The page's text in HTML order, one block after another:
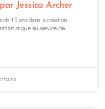
Jessica Archer
de 15 ans dans la création
artistique au service de